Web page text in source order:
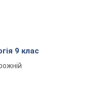
9 клас